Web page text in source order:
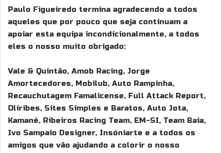
Paulo Figueiredo termina agradecendo a todos
aqueles que por pouco que seja continuam a
apoiar esta equipa incondicionalmente, a todos
eles o nosso muito obrigado:
Vale & Quintão, Amob Racing, Jorge
Amortecedores, Mobilub, Auto Rampinha,
Recauchutagem Famalicense, Full Attack Report,
Oliribes, Sites Simples e Baratos, Auto Jota,
Kamané, Ribeiros Racing Team, EM-SI, Team Baia,
Ivo Sampaio Designer, Insóniarte e a todos os
amigos que vão ajudando a colorir o nosso